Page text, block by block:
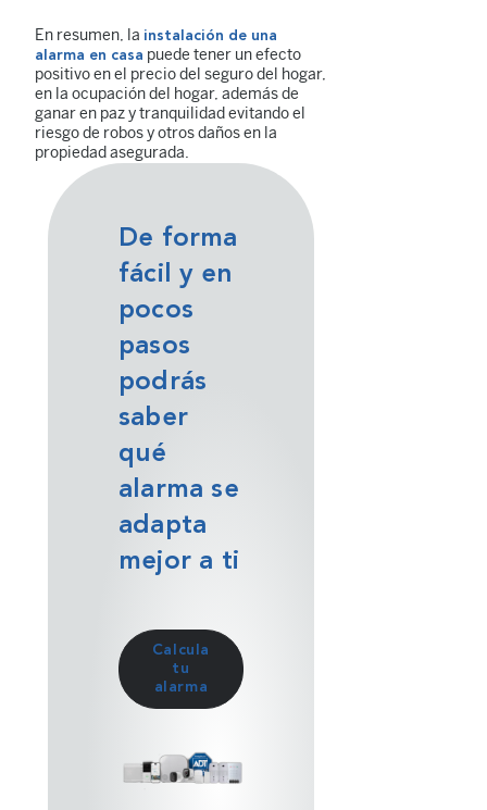
En resumen, la instalación de una
alarma en casa puede tener un efecto
positivo en el precio del seguro del hogar,
en la ocupación del hogar, además de
ganar en paz y tranquilidad evitando el
riesgo de robos y otros daños en la
propiedad asegurada.
De forma
fácil y en
pocos
pasos
podrás
saber
qué
alarma se
adapta
mejor a ti
Calcula
tu
alarma